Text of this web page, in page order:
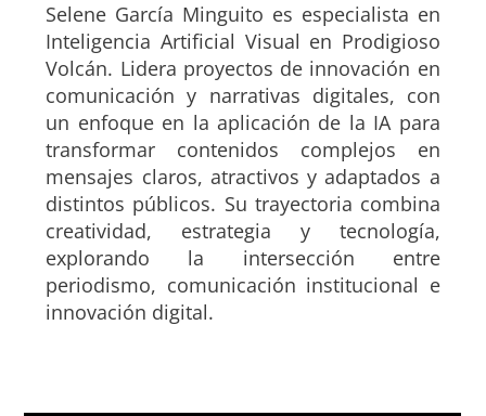
Selene García Minguito es especialista en
Inteligencia Artificial Visual en Prodigioso
Volcán. Lidera proyectos de innovación en
comunicación y narrativas digitales, con
un enfoque en la aplicación de la IA para
transformar contenidos complejos en
mensajes claros, atractivos y adaptados a
distintos públicos. Su trayectoria combina
creatividad, estrategia y tecnología,
explorando la intersección entre
periodismo, comunicación institucional e
innovación digital.